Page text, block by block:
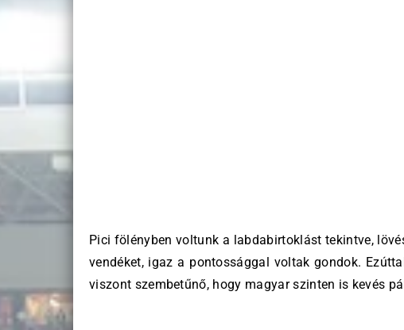
Pici fölényben voltunk a labdabirtoklást tekintve,
vendéket, igaz a pontossággal voltak gondok.
viszont szembetűnő, hogy magyar szinten is kevés